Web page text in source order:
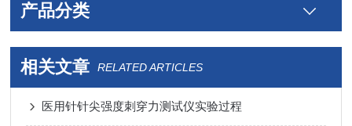
产品分类
相关文章 RELATED ARTICLES
医用针针尖强度刺穿力测试仪实验过程